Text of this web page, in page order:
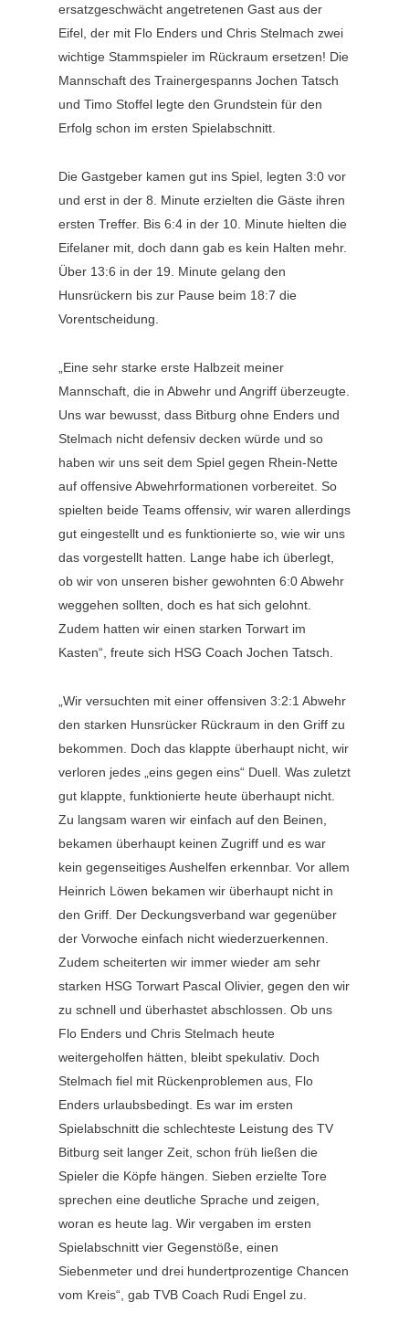
ersatzgeschwächt angetretenen Gast aus der
Eifel, der mit Flo Enders und Chris Stelmach zwei
wichtige Stammspieler im Rückraum ersetzen! Die
Mannschaft des Trainergespanns Jochen Tatsch
und Timo Stoffel legte den Grundstein für den
Erfolg schon im ersten Spielabschnitt.
Die Gastgeber kamen gut ins Spiel, legten 3:0 vor
und erst in der 8. Minute erzielten die Gäste ihren
ersten Treffer. Bis 6:4 in der 10. Minute hielten die
Eifelaner mit, doch dann gab es kein Halten mehr.
Über 13:6 in der 19. Minute gelang den
Hunsrückern bis zur Pause beim 18:7 die
Vorentscheidung.
„Eine sehr starke erste Halbzeit meiner
Mannschaft, die in Abwehr und Angriff überzeugte.
Uns war bewusst, dass Bitburg ohne Enders und
Stelmach nicht defensiv decken würde und so
haben wir uns seit dem Spiel gegen Rhein-Nette
auf offensive Abwehrformationen vorbereitet. So
spielten beide Teams offensiv, wir waren allerdings
gut eingestellt und es funktionierte so, wie wir uns
das vorgestellt hatten. Lange habe ich überlegt,
ob wir von unseren bisher gewohnten 6:0 Abwehr
weggehen sollten, doch es hat sich gelohnt.
Zudem hatten wir einen starken Torwart im
Kasten“, freute sich HSG Coach Jochen Tatsch.
„Wir versuchten mit einer offensiven 3:2:1 Abwehr
den starken Hunsrücker Rückraum in den Griff zu
bekommen. Doch das klappte überhaupt nicht, wir
verloren jedes „eins gegen eins“ Duell. Was zuletzt
gut klappte, funktionierte heute überhaupt nicht.
Zu langsam waren wir einfach auf den Beinen,
bekamen überhaupt keinen Zugriff und es war
kein gegenseitiges Aushelfen erkennbar. Vor allem
Heinrich Löwen bekamen wir überhaupt nicht in
den Griff. Der Deckungsverband war gegenüber
der Vorwoche einfach nicht wiederzuerkennen.
Zudem scheiterten wir immer wieder am sehr
starken HSG Torwart Pascal Olivier, gegen den wir
zu schnell und überhastet abschlossen. Ob uns
Flo Enders und Chris Stelmach heute
weitergeholfen hätten, bleibt spekulativ. Doch
Stelmach fiel mit Rückenproblemen aus, Flo
Enders urlaubsbedingt. Es war im ersten
Spielabschnitt die schlechteste Leistung des TV
Bitburg seit langer Zeit, schon früh ließen die
Spieler die Köpfe hängen. Sieben erzielte Tore
sprechen eine deutliche Sprache und zeigen,
woran es heute lag. Wir vergaben im ersten
Spielabschnitt vier Gegenstöße, einen
Siebenmeter und drei hundertprozentige Chancen
vom Kreis“, gab TVB Coach Rudi Engel zu.